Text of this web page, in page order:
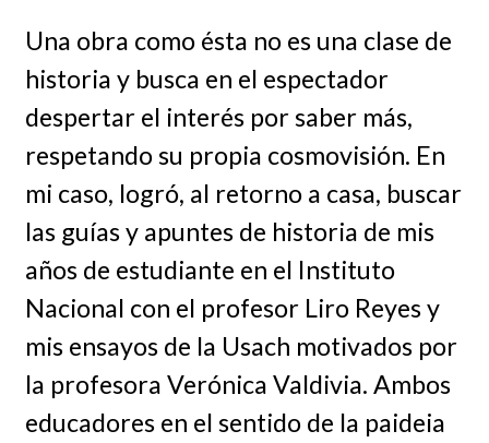
Una obra como ésta no es una clase de
historia y busca en el espectador
despertar el interés por saber más,
respetando su propia cosmovisión. En
mi caso, logró, al retorno a casa, buscar
las guías y apuntes de historia de mis
años de estudiante en el Instituto
Nacional con el profesor Liro Reyes y
mis ensayos de la Usach motivados por
la profesora Verónica Valdivia. Ambos
educadores en el sentido de la paideia